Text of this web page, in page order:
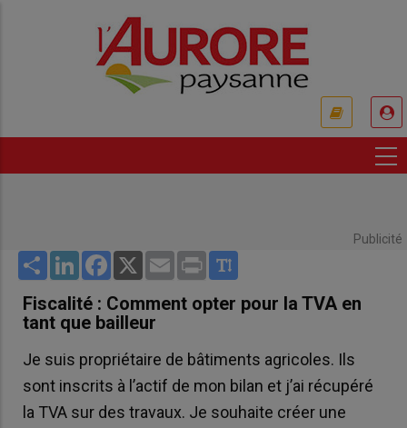
Publicité
Share LinkedInFacebook
X Email Print
Fiscalité : Comment opter pour la TVA en
tant que bailleur
Je suis propriétaire de bâtiments agricoles. Ils
sont inscrits à l’actif de mon bilan et j’ai récupéré
la TVA sur des travaux. Je souhaite créer une